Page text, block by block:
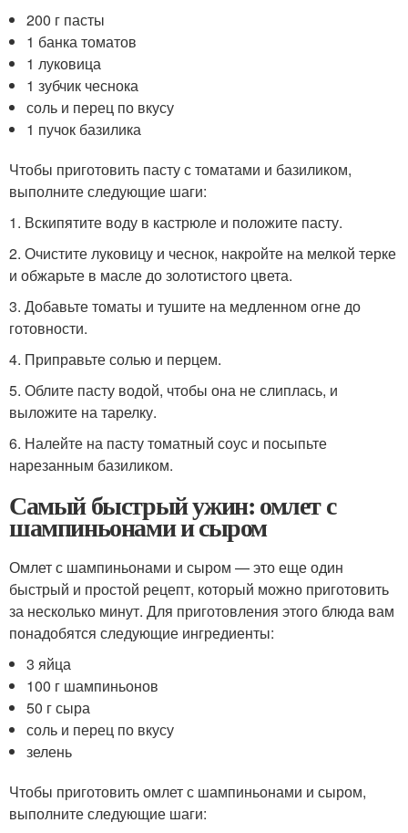
200 г пасты
1 банка томатов
1 луковица
1 зубчик чеснока
соль и перец по вкусу
1 пучок базилика
Чтобы приготовить пасту с томатами и базиликом,
выполните следующие шаги:
1. Вскипятите воду в кастрюле и положите пасту.
2. Очистите луковицу и чеснок, накройте на мелкой терке
и обжарьте в масле до золотистого цвета.
3. Добавьте томаты и тушите на медленном огне до
готовности.
4. Приправьте солью и перцем.
5. Облите пасту водой, чтобы она не слиплась, и
выложите на тарелку.
6. Налейте на пасту томатный соус и посыпьте
нарезанным базиликом.
Самый быстрый ужин: омлет с
шампиньонами и сыром
Омлет с шампиньонами и сыром — это еще один
быстрый и простой рецепт, который можно приготовить
за несколько минут. Для приготовления этого блюда вам
понадобятся следующие ингредиенты:
3 яйца
100 г шампиньонов
50 г сыра
соль и перец по вкусу
зелень
Чтобы приготовить омлет с шампиньонами и сыром,
выполните следующие шаги: